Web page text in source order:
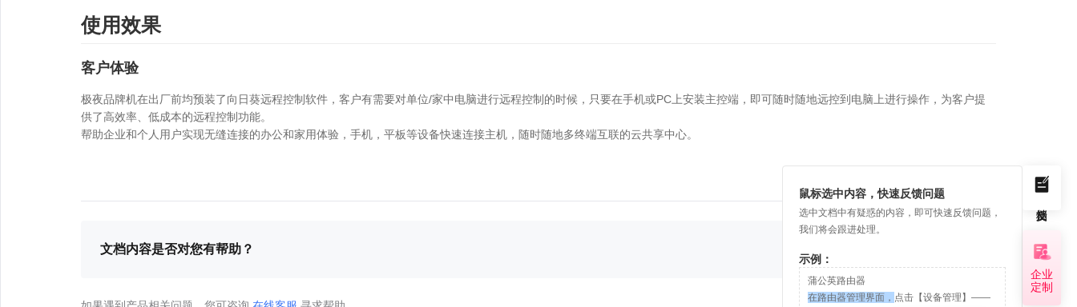
使用效果
客户体验
极夜品牌机在出厂前均预装了向日葵远程控制软件，客户有需要对单位/家中电脑进行远程控制的时候，只要在手机或PC上安装主控端，即可随时随地远控到电脑上进行操作，为客户提
供了高效率、低成本的远程控制功能。
帮助企业和个人用户实现无缝连接的办公和家用体验，手机，平板等设备快速连接主机，随时随地多终端互联的云共享中心。
文档内容是否对您有帮助？
鼠标选中内容，快速反馈问题
选中文档中有疑惑的内容，即可快速反馈问题，
我们将会跟进处理。
示例：
蒲公英路由器
在路由器管理界面， 点击【设备管理】——
企业
定制